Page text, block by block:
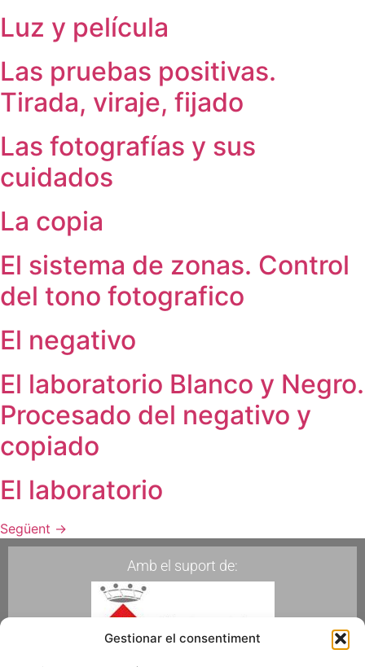
Gestionar el consentiment
Luz y película
Las pruebas positivas.
Tirada, viraje, fijado
Las fotografías y sus
cuidados
La copia
El sistema de zonas. Control
del tono fotografico
El negativo
El laboratorio Blanco y Negro.
Procesado del negativo y
copiado
El laboratorio
Següent →
Amb el suport de: